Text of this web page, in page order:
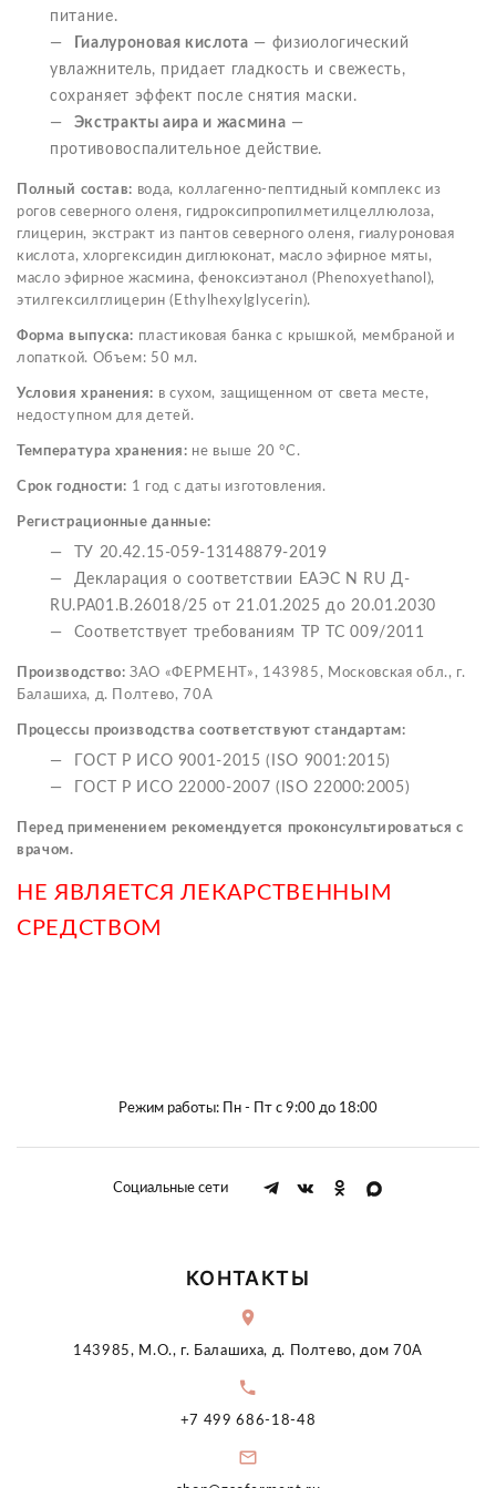
питание.
Гиалуроновая кислота — физиологический
увлажнитель, придает гладкость и свежесть,
сохраняет эффект после снятия маски.
Экстракты аира и жасмина —
противовоспалительное действие.
Полный состав: вода, коллагенно-пептидный комплекс из
рогов северного оленя, гидроксипропилметилцеллюлоза,
глицерин, экстракт из пантов северного оленя, гиалуроновая
кислота, хлоргексидин диглюконат, масло эфирное мяты,
масло эфирное жасмина, феноксиэтанол (Phenoxyethanol),
этилгексилглицерин (Ethylhexylglycerin).
Форма выпуска: пластиковая банка с крышкой, мембраной и
лопаткой. Объем: 50 мл.
Условия хранения: в сухом, защищенном от света месте,
недоступном для детей.
Температура хранения: не выше 20 °С.
Срок годности: 1 год с даты изготовления.
Регистрационные данные:
ТУ 20.42.15-059-13148879-2019
Декларация о соответствии ЕАЭС N RU Д-
RU.РА01.В.26018/25 от 21.01.2025 до 20.01.2030
Соответствует требованиям ТР ТС 009/2011
Производство: ЗАО «ФЕРМЕНТ», 143985, Московская обл., г.
Балашиха, д. Полтево, 70А
Процессы производства соответствуют стандартам:
ГОСТ Р ИСО 9001-2015 (ISO 9001:2015)
ГОСТ Р ИСО 22000-2007 (ISO 22000:2005)
Перед применением рекомендуется проконсультироваться с
врачом.
НЕ ЯВЛЯЕТСЯ ЛЕКАРСТВЕННЫМ
СРЕДСТВОМ
Режим работы: Пн - Пт с 9:00 до 18:00
Социальные сети
КОНТАКТЫ
143985, М.О., г. Балашиха, д. Полтево, дом 70А
+7 499 686-18-48